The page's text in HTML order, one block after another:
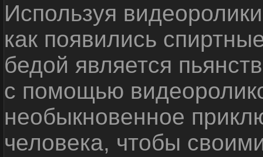
Используя
как появились
бедой является
с помощью
необыкновенное
человека, чтобы